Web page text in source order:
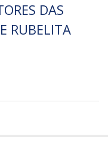
DAS
RUBELITA